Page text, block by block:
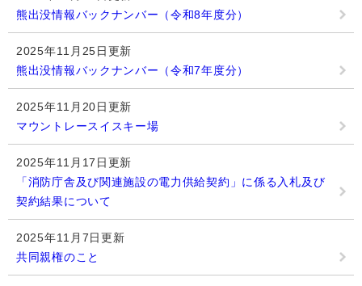
熊出没情報バックナンバー（令和8年度分）
2025年11月25日更新
熊出没情報バックナンバー（令和7年度分）
2025年11月20日更新
マウントレースイスキー場
2025年11月17日更新
「消防庁舎及び関連施設の電力供給契約」に係る入札及び
契約結果について
2025年11月7日更新
共同親権のこと